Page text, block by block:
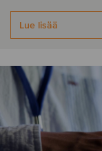
Lue lisää